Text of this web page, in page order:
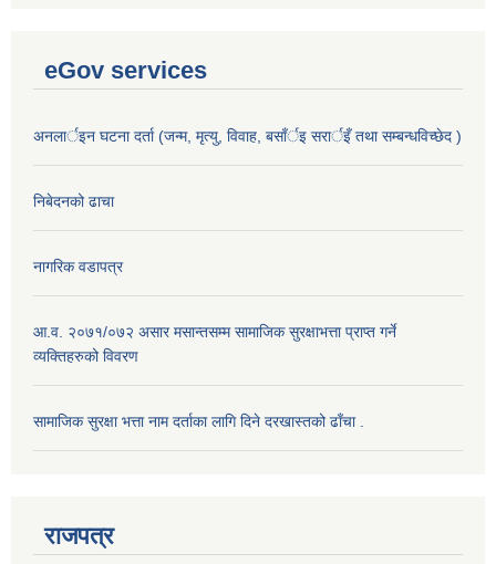
eGov services
अनलार्इन घटना दर्ता (जन्म, मृत्यु, विवाह, बसाँर्इ सरार्इँ तथा सम्बन्धविच्छेद )
निबेदनको ढाचा
नागरिक वडापत्र
आ.व. २०७१/०७२ असार मसान्तसम्म सामाजिक सुरक्षाभत्ता प्राप्त गर्ने
व्यक्तिहरुको विवरण
सामाजिक सुरक्षा भत्ता नाम दर्ताका लागि दिने दरखास्तको ढाँचा .
राजपत्र